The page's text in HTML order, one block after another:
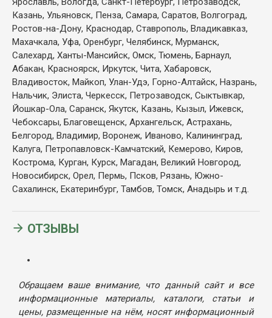
Казань, Ульяновск, Пенза, Самара, Саратов, Волгоград,
Ростов-на-Дону, Краснодар, Ставрополь, Владикавказ,
Махачкала, Уфа, Оренбург, Челябинск, Мурманск,
Салехард, Ханты-Мансийск, Омск, Тюмень, Барнаул,
Абакан, Красноярск, Иркутск, Чита, Хабаровск,
Владивосток, Майкоп, Улан-Удэ, Горно-Алтайск, Назрань,
Нальчик, Элиста, Черкесск, Петрозаводск, Сыктывкар,
Йошкар-Ола, Саранск, Якутск, Казань, Кызыл, Ижевск,
Чебоксары, Благовещенск, Архангельск, Астрахань,
Белгород, Владимир, Воронеж, Иваново, Калининград,
Калуга, Петропавловск-Камчатский, Кемерово, Киров,
Кострома, Курган, Курск, Магадан, Великий Новгород,
Новосибирск, Орел, Пермь, Псков, Рязань, Южно-
Сахалинск, Екатеринбург, Тамбов, Томск, Анадырь и т.д.
ОТЗЫВЫ
Обращаем ваше внимание, что данный сайт и все
информационные материалы, каталоги, статьи и
цены, размещенные на нём, носят информационный